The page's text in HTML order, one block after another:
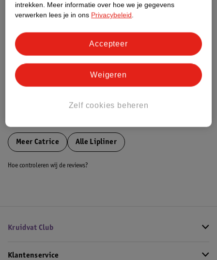
Nature Impact Score
Impact Score.
Meer informatie
Bestel & Bezorginformatie
Meer Catrice Alle Lipliner
Hoe controleren wij de reviews?
Kruidvat Club
Klantenservice
intrekken. Meer informatie over hoe we je gegevens
verwerken lees je in ons Privacybeleid.
Zelf cookies beheren
Weigeren
Accepteer